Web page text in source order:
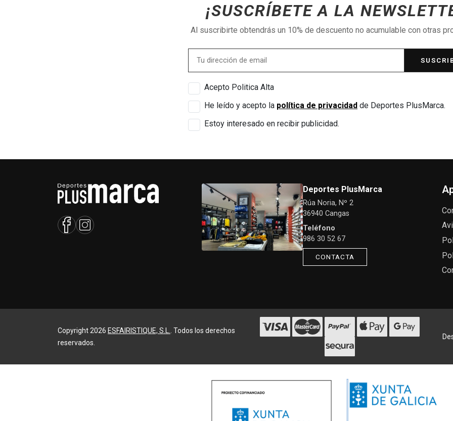
¡SUSCRÍBETE A LA
Al suscribirte obtendrás un 10% de descuento no acumulable con otras
Acepto Politica Alta
He leído y acepto la política de privacidad de Deportes PlusMarca.
Estoy interesado en recibir publicidad.
Deportes PlusMarca
Rúa Noria, Nº 2
36940 Cangas
Teléfono
986 30 52 67
CONTACTA
Copyright 2026 ESFAIRISTIQUE, S.L.
. Todos los derechos
reservados.